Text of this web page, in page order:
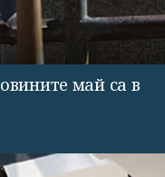
май са в